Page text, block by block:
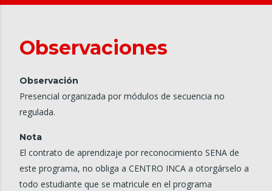
Observaciones
Observación
Presencial organizada por módulos de secuencia no
regulada.
Nota
El contrato de aprendizaje por reconocimiento SENA de
este programa, no obliga a CENTRO INCA a otorgárselo a
todo estudiante que se matricule en el programa